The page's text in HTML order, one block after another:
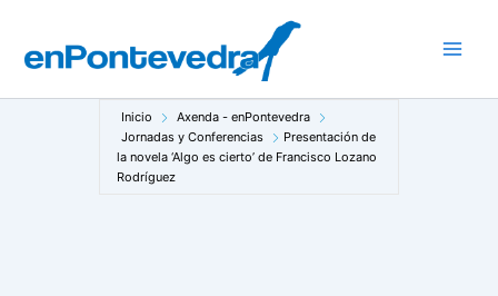
contenido
Inicio
Axenda - enPontevedra
Jornadas y Conferencias
Presentación de
la novela ‘Algo es cierto’ de Francisco Lozano
Rodríguez